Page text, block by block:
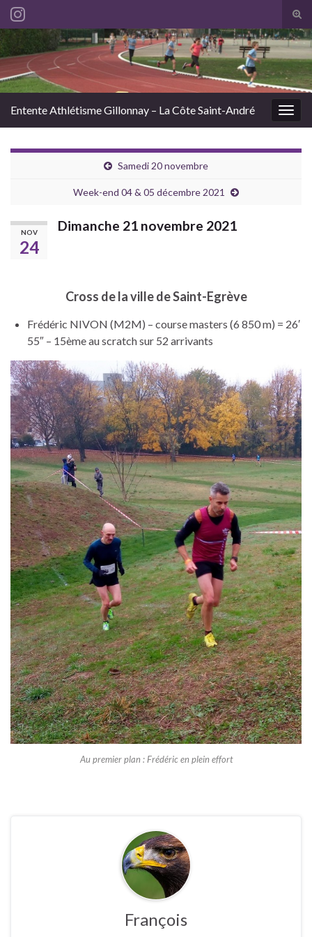
Search for:
Entente Athlétisme Gillonnay – La Côte Saint-André
Samedi 20 novembre
Week-end 04 & 05 décembre 2021
NOV
24
Dimanche 21 novembre 2021
Cross de la ville de Saint-Egrève
Frédéric NIVON (M2M) – course masters (6 850 m) = 26′
55″ – 15ème au scratch sur 52 arrivants
Au premier plan : Frédéric en plein effort
François